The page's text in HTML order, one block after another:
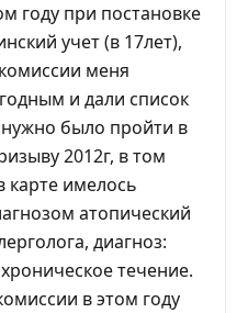
году при постановке
учет (в 17лет),
меня
и дали список
было пройти в
2012г, в том
карте имелось
атопический
диагноз:
течение.
в этом году